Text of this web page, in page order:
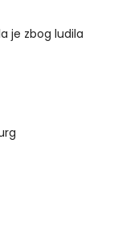
je zbog ludila